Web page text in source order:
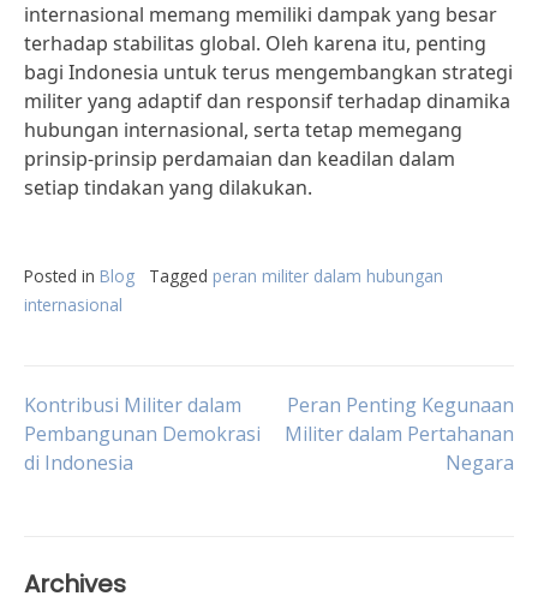
internasional memang memiliki dampak yang besar
terhadap stabilitas global. Oleh karena itu, penting
bagi Indonesia untuk terus mengembangkan strategi
militer yang adaptif dan responsif terhadap dinamika
hubungan internasional, serta tetap memegang
prinsip-prinsip perdamaian dan keadilan dalam
setiap tindakan yang dilakukan.
Posted in Blog Tagged peran militer dalam hubungan
internasional
Post
navigation
Kontribusi Militer dalam
Pembangunan Demokrasi
di Indonesia
Peran Penting Kegunaan
Militer dalam Pertahanan
Negara
Archives